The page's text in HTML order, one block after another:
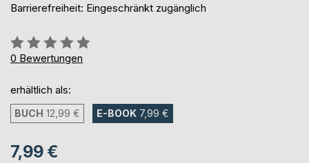
Barrierefreiheit: Eingeschränkt zugänglich
Bewertung::
0%
0 Bewertungen
erhältlich als:
BUCH 12,99 € E-BOOK 7,99 €
7,99 €